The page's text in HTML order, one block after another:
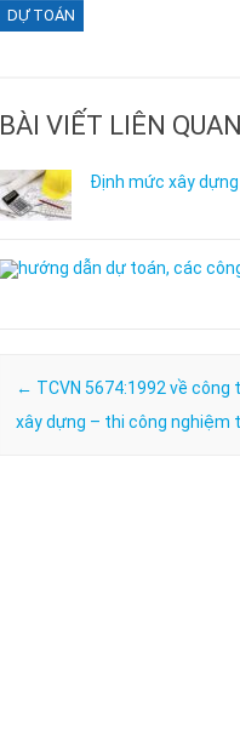
DỰ TOÁN
BÀI VIẾT LIÊN QUAN
Định mức xây
Post navigation
← TCVN 5674:1992 về
xây dựng – thi công nghiệm